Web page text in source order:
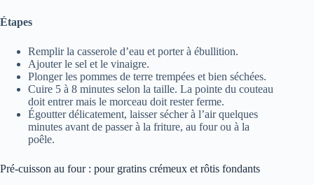
Étapes
Remplir la casserole d’eau et porter à ébullition.
Ajouter le sel et le vinaigre.
Plonger les pommes de terre trempées et bien séchées.
Cuire 5 à 8 minutes selon la taille. La pointe du couteau
doit entrer mais le morceau doit rester ferme.
Égoutter délicatement, laisser sécher à l’air quelques
minutes avant de passer à la friture, au four ou à la
poêle.
Pré-cuisson au four : pour gratins crémeux et rôtis fondants